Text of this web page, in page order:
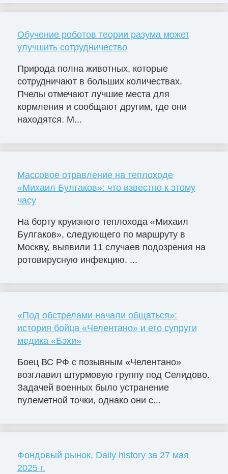
Обучение роботов теории разума может
улучшить сотрудничество
Природа полна животных, которые
сотрудничают в больших количествах.
Пчелы отмечают лучшие места для
кормления и сообщают другим, где они
находятся. М...
Массовое отравление на теплоходе
«Михаил Булгаков»: что известно к этому
часу
На борту круизного теплохода «Михаил
Булгаков», следующего по маршруту в
Москву, выявили 11 случаев подозрения на
ротовирусную инфекцию. ...
«Под обстрелами начали общаться»:
история бойца «Челентано» и его супруги
медика «Бэхи»
Боец ВС РФ с позывным «Челентано»
возглавил штурмовую группу под Селидово.
Задачей военных было устранение
пулеметной точки, однако они с...
Фондовый рынок, Daily history за 27 мая
2025 г.